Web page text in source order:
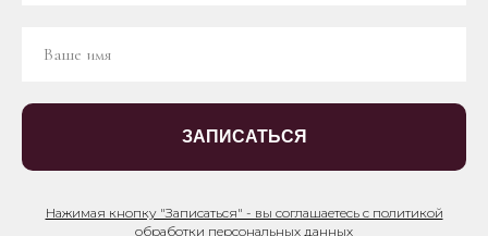
ЗАПИСАТЬСЯ
Нажимая кнопку "Записаться" - вы соглашаетесь с политикой
обработки персональных данных